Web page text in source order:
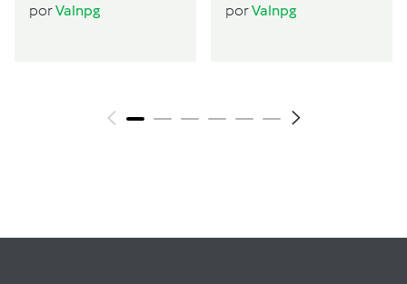
Seitan (2 pessoas)
porValnpg porValnpg